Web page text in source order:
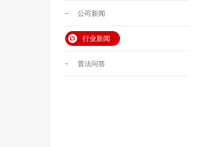
公司新闻
行业新闻
普法问答